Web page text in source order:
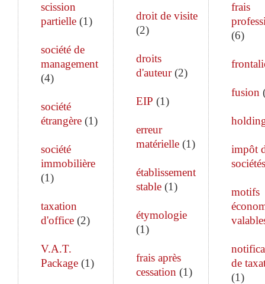
scission
partielle (1)
société de
management
(4)
société
étrangère (1)
société
immobilière
(1)
taxation
d'office (2)
V.A.T.
Package (1)
droit de visite
(2)
droits
d'auteur(2)
EIP (1)
erreur
matérielle(1)
établissement
stable(1)
étymologie
(1)
frais après
cessation (1)
frais
(6)
fusion
impôt
sociétés
motifs
de
(1)